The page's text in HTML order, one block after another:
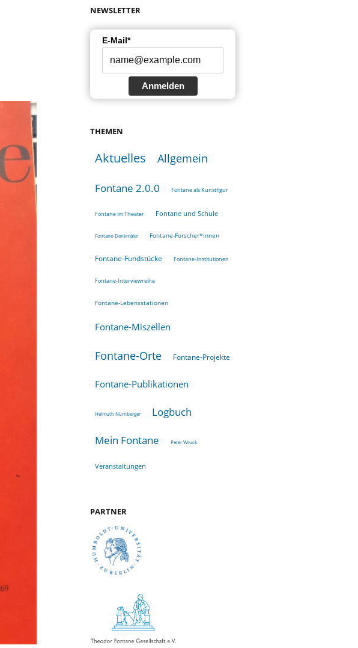
NEWSLETTER
E-Mail*
Anmelden
THEMEN
Aktuelles Allgemein
Fontane 2.0.0 Fontane als Kunstfigur
Fontane im Theater Fontane und Schule
Fontane-Denkmäler Fontane-Forscher*innen
Fontane-Fundstücke Fontane-Institutionen
Fontane-Interviewreihe
Fontane-Lebensstationen
Fontane-Miszellen
Fontane-Orte Fontane-Projekte
Fontane-Publikationen
Helmuth Nürnberger Logbuch
Mein Fontane Peter Wruck
Veranstaltungen
PARTNER